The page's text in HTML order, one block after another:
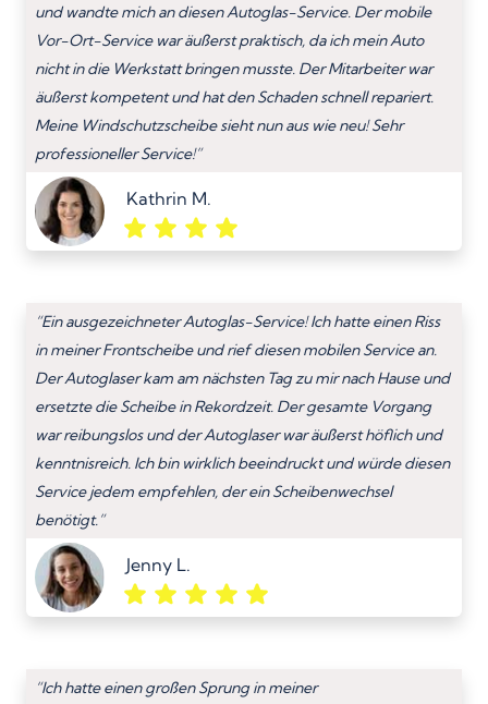
und wandte mich an diesen Autoglas-Service. Der mobile
Vor-Ort-Service war äußerst praktisch, da ich mein Auto
nicht in die Werkstatt bringen musste. Der Mitarbeiter war
äußerst kompetent und hat den Schaden schnell repariert.
Meine Windschutzscheibe sieht nun aus wie neu! Sehr
professioneller Service!”
Kathrin M.
“Ein ausgezeichneter Autoglas-Service! Ich hatte einen Riss
in meiner Frontscheibe und rief diesen mobilen Service an.
Der Autoglaser kam am nächsten Tag zu mir nach Hause und
ersetzte die Scheibe in Rekordzeit. Der gesamte Vorgang
war reibungslos und der Autoglaser war äußerst höflich und
kenntnisreich. Ich bin wirklich beeindruckt und würde diesen
Service jedem empfehlen, der ein Scheibenwechsel
benötigt.”
Jenny L.
“Ich hatte einen großen Sprung in meiner